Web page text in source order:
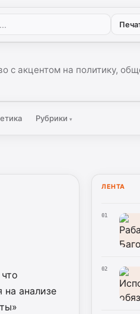
с акцентом на политику,
Рубрики▾
анализе
ЛЕНТА
01
02